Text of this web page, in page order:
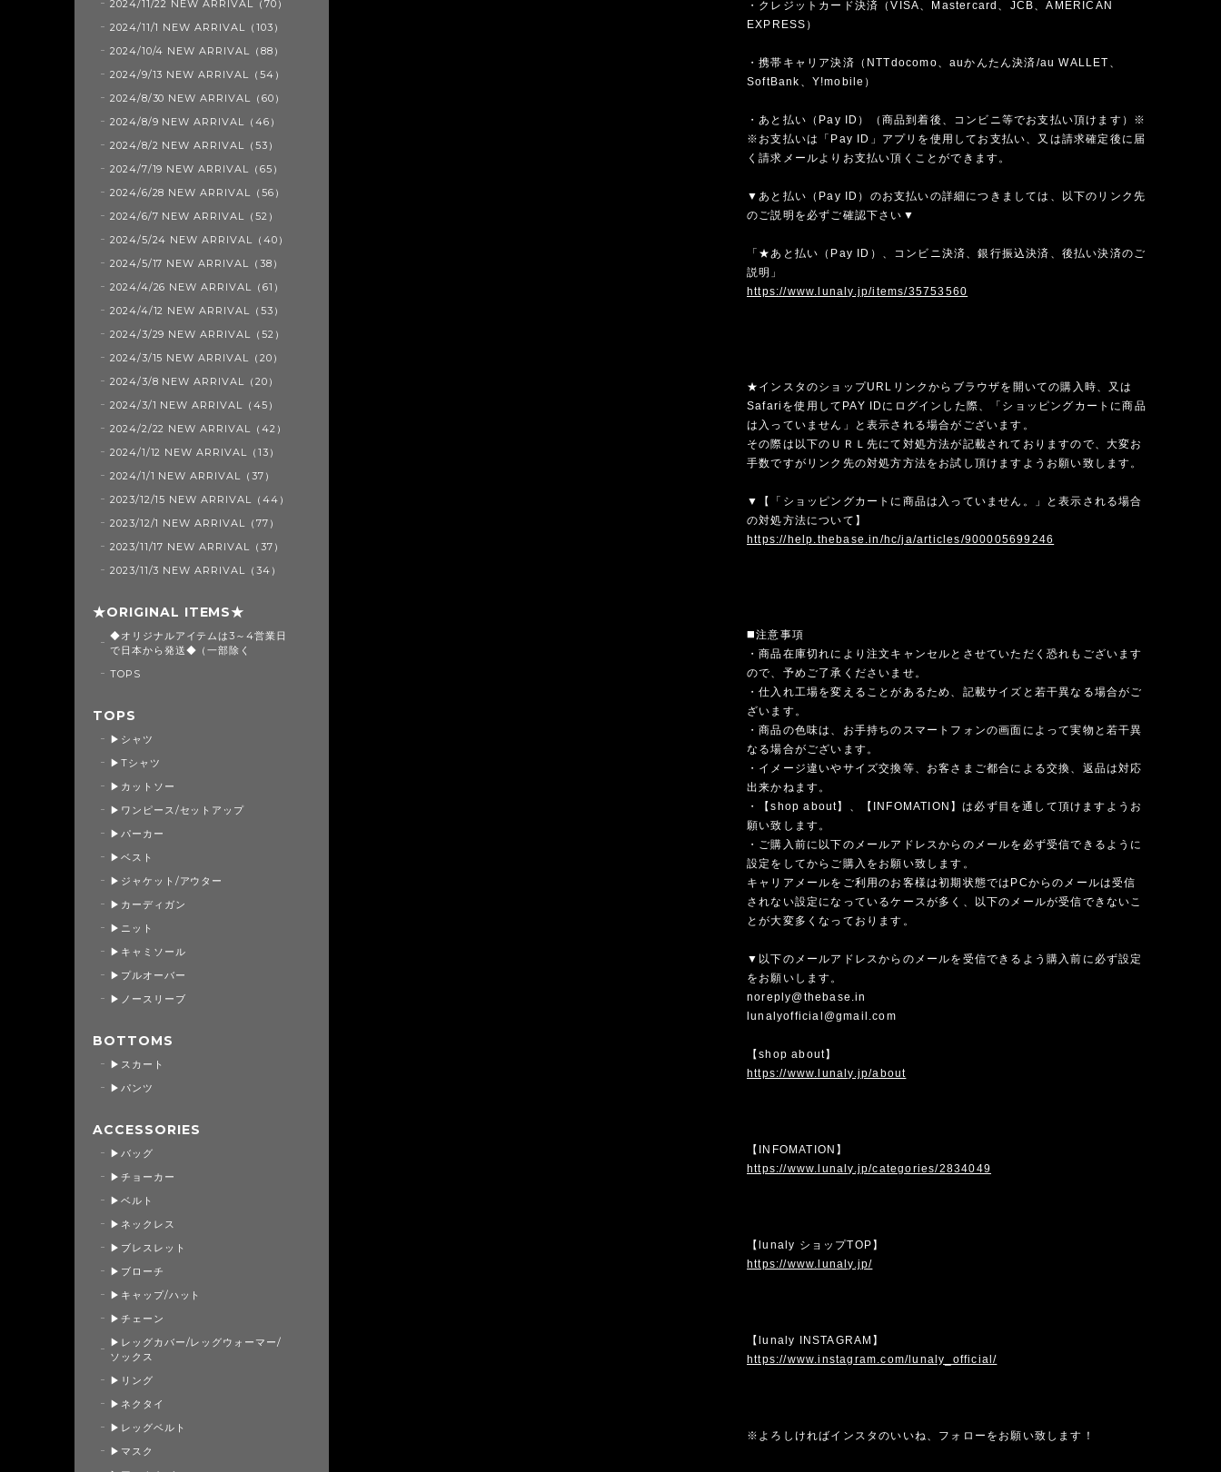
・クレジットカード決済（VISA、Mastercard、JCB、AMERICAN
EXPRESS）
・携帯キャリア決済（NTTdocomo、auかんたん決済/au WALLET、
SoftBank、Y!mobile）
・あと払い（Pay ID）（商品到着後、コンビニ等でお支払い頂けます）※
※お支払いは「Pay ID」アプリを使用してお支払い、又は請求確定後に届
く請求メールよりお支払い頂くことができます。
▼あと払い（Pay ID）のお支払いの詳細につきましては、以下のリンク先
のご説明を必ずご確認下さい▼
「★あと払い（Pay ID）、コンビニ決済、銀行振込決済、後払い決済のご
説明」
https://www.lunaly.jp/items/35753560
★インスタのショップURLリンクからブラウザを開いての購入時、又は
Safariを使用してPAY IDにログインした際、「ショッピングカートに商品
は入っていません」と表示される場合がございます。
その際は以下のＵＲＬ先にて対処方法が記載されておりますので、大変お
手数ですがリンク先の対処方方法をお試し頂けますようお願い致します。
▼【「ショッピングカートに商品は入っていません。」と表示される場合
の対処方法について】
https://help.thebase.in/hc/ja/articles/900005699246
◼️注意事項
・商品在庫切れにより注文キャンセルとさせていただく恐れもございます
ので、予めご了承くださいませ。
・仕入れ工場を変えることがあるため、記載サイズと若干異なる場合がご
ざいます。
・商品の色味は、お手持ちのスマートフォンの画面によって実物と若干異
なる場合がございます。
・イメージ違いやサイズ交換等、お客さまご都合による交換、返品は対応
出来かねます。
・【shop about】、【INFOMATION】は必ず目を通して頂けますようお
願い致します。
・ご購入前に以下のメールアドレスからのメールを必ず受信できるように
設定をしてからご購入をお願い致します。
キャリアメールをご利用のお客様は初期状態ではPCからのメールは受信
されない設定になっているケースが多く、以下のメールが受信できないこ
とが大変多くなっております。
▼以下のメールアドレスからのメールを受信できるよう購入前に必ず設定
をお願いします。
noreply@thebase.in
lunalyofficial@gmail.com
【shop about】
https://www.lunaly.jp/about
【INFOMATION】
https://www.lunaly.jp/categories/2834049
【lunaly ショップTOP】
https://www.lunaly.jp/
【lunaly INSTAGRAM】
https://www.instagram.com/lunaly_official/
※よろしければインスタのいいね、フォローをお願い致します！
2024/11/22 NEW ARRIVAL（70）
2024/11/1 NEW ARRIVAL（103）
2024/10/4 NEW ARRIVAL（88）
2024/9/13 NEW ARRIVAL（54）
2024/8/30 NEW ARRIVAL（60）
2024/8/9 NEW ARRIVAL（46）
2024/8/2 NEW ARRIVAL（53）
2024/7/19 NEW ARRIVAL（65）
2024/6/28 NEW ARRIVAL（56）
2024/6/7 NEW ARRIVAL（52）
2024/5/24 NEW ARRIVAL（40）
2024/5/17 NEW ARRIVAL（38）
2024/4/26 NEW ARRIVAL（61）
2024/4/12 NEW ARRIVAL（53）
2024/3/29 NEW ARRIVAL（52）
2024/3/15 NEW ARRIVAL（20）
2024/3/8 NEW ARRIVAL（20）
2024/3/1 NEW ARRIVAL（45）
2024/2/22 NEW ARRIVAL（42）
2024/1/12 NEW ARRIVAL（13）
2024/1/1 NEW ARRIVAL（37）
2023/12/15 NEW ARRIVAL（44）
2023/12/1 NEW ARRIVAL（77）
2023/11/17 NEW ARRIVAL（37）
2023/11/3 NEW ARRIVAL（34）
★ORIGINAL ITEMS★
◆オリジナルアイテムは3～4営業日
で日本から発送◆（一部除く
TOPS
TOPS
▶シャツ
▶Tシャツ
▶カットソー
▶ワンピース/セットアップ
▶パーカー
▶ベスト
▶ジャケット/アウター
▶カーディガン
▶ニット
▶キャミソール
▶プルオーバー
▶ノースリーブ
BOTTOMS
▶スカート
▶パンツ
ACCESSORIES
▶バッグ
▶チョーカー
▶ベルト
▶ネックレス
▶ブレスレット
▶ブローチ
▶キャップ/ハット
▶チェーン
▶レッグカバー/レッグウォーマー/
ソックス
▶リング
▶ネクタイ
▶レッグベルト
▶マスク